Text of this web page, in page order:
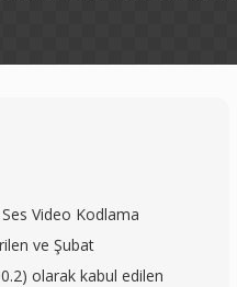
Video Kodlama
ve Şubat
olarak kabul edilen